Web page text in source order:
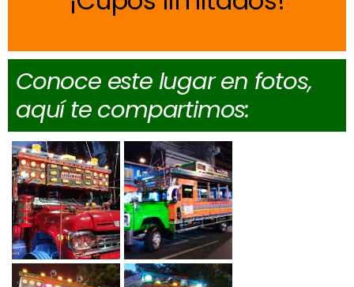
Conoce este lugar en fotos,
aquí te compartimos: